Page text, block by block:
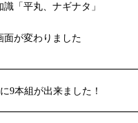
「平丸、ナギナタ」
面が変わりました
9本組が出来ました！